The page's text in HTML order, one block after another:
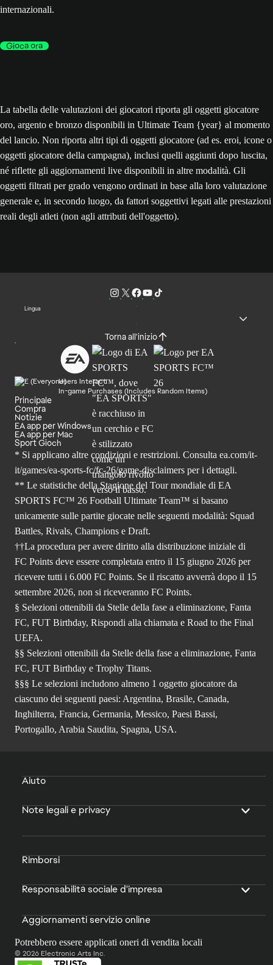
internazionali.
Gioca ora
La tabella delle valutazioni dei giocatori riporta gli oggetti giocatore
oro, argento e bronzo disponibili in Ultimate Team {year} al momento
del lancio. Non riporta altri tipi di oggetti giocatore (ad es. eroi, icone o
oggetti giocatore della campagna), inclusi quelli aggiunti dopo luscita,
né riflette gli aggiornamenti live disponibili in altre modalità. Gli
oggetti filtrati per grado vengono ordinati in base alla loro valutazione
generale e, in secondo luogo, da fattori soggettivi legati alle prestazioni
reali degli atleti (non agli attributi dell'oggetto).
Lingua
Torna all'inizio
Users Interact
In-game Purchases (Includes Random Items)
Principale
Compra
Notizie
EA app per Windows
EA app per Mac
Sport Gioch
* Si applicano altre condizioni e restrizioni. Consulta ea.com/it-
it/games/ea-sports-fc/fc-26/game-disclaimers per i dettagli.
** Le statistiche della Stagione del Tour mondiale di EA
SPORTS FC™ 26 Football Ultimate Team™ si basano
unicamente sulle partite giocate nelle seguenti modalità: Squad
Battles, Rivals, Champions e Draft.
††La procedura per avere diritto alla distribuzione iniziale di
FC Points deve essere completata entro il 15 giugno 2026 per
ricevere tutti i 6.000 FC Points. Se il riscatto avverrà dopo il 15
settembre 2026, non si riceveranno FC Points.
§ Selezioni ottenibili da Stelle della fase a eliminazione, Fanta
FC, FUT Birthday, Rispondi alla chiamata e Road to the Final
UEFA.
§§ Selezioni ottenibili da Stelle della fase a eliminazione, Fanta
FC, FUT Birthday e Trophy Titans.
§§§ Le selezioni includono almeno 1 oggetto giocatore da
ciascuno dei seguenti paesi: Argentina, Brasile, Canada,
Inghilterra, Francia, Germania, Messico, Paesi Bassi,
Portogallo, Arabia Saudita, Spagna, USA.
Aiuto
Note legali e privacy
Rimborsi
Responsabilità sociale d'impresa
Aggiornamenti servizio online
Potrebbero essere applicati oneri di vendita locali
© 2026 Electronic Arts Inc.